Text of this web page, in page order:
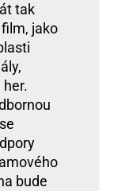
tak
jako
bude